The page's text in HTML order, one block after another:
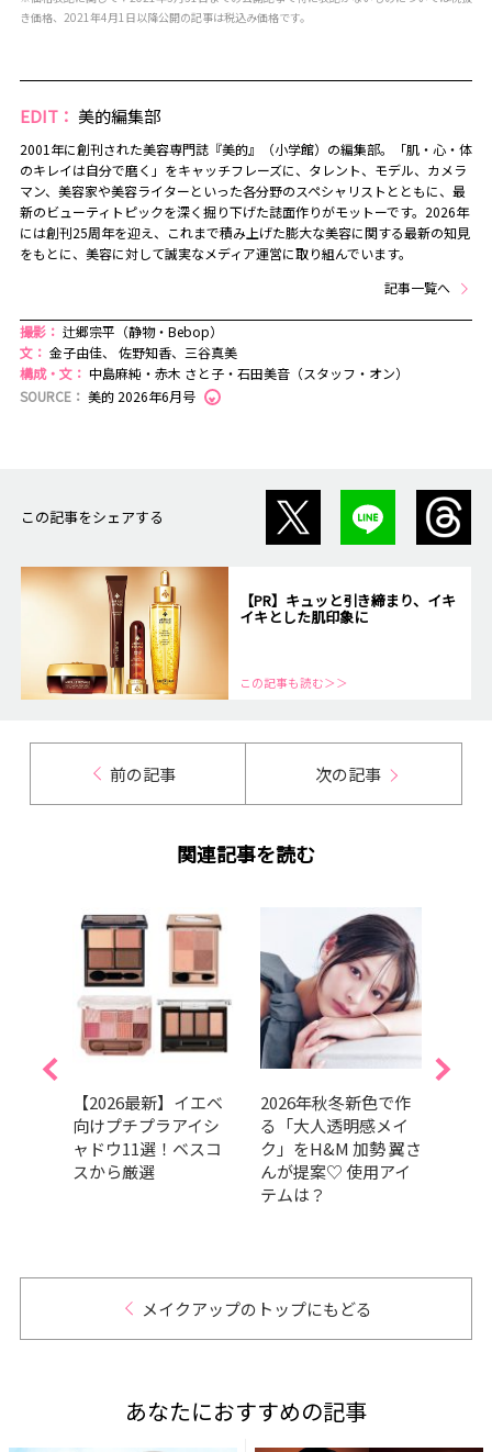
き価格、2021年4月1日以降公開の記事は税込み価格です。
EDIT： 美的編集部
2001年に創刊された美容専門誌『美的』（小学館）の編集部。「肌・心・体
のキレイは自分で磨く」をキャッチフレーズに、タレント、モデル、カメラ
マン、美容家や美容ライターといった各分野のスペシャリストとともに、最
新のビューティトピックを深く掘り下げた誌面作りがモットーです。2026年
には創刊25周年を迎え、これまで積み上げた膨大な美容に関する最新の知見
をもとに、美容に対して誠実なメディア運営に取り組んでいます。
記事一覧へ
撮影： 辻郷宗平（静物・Bebop）
文： 金子由佳、 佐野知香、三谷真美
構成・文： 中島麻純・赤木 さと子・石田美音（スタッフ・オン）
SOURCE： 美的 2026年6月号
この記事をシェアする
【PR】キュッと引き締まり、イキ
イキとした肌印象に
この記事も読む＞＞
前の記事 次の記事
関連記事を読む
【2026最新】イエベ
向けプチプラアイシ
ャドウ11選！ベスコ
スから厳選
2026年秋冬新色で作
る「大人透明感メイ
ク」をH&M 加勢 翼さ
んが提案♡ 使用アイ
テムは？
メイクアップのトップにもどる
あなたにおすすめの記事